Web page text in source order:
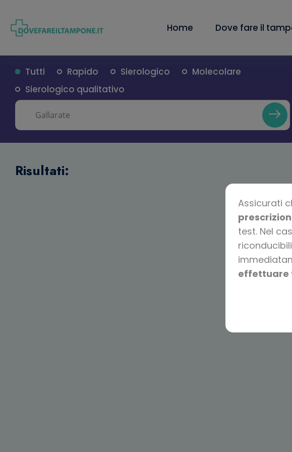
Assicurati
test. Nel
effettuare
Home Dove fare il
Tutti Rapido Sierologico
Molecolare
Sierologico qualitativo
Risultati: